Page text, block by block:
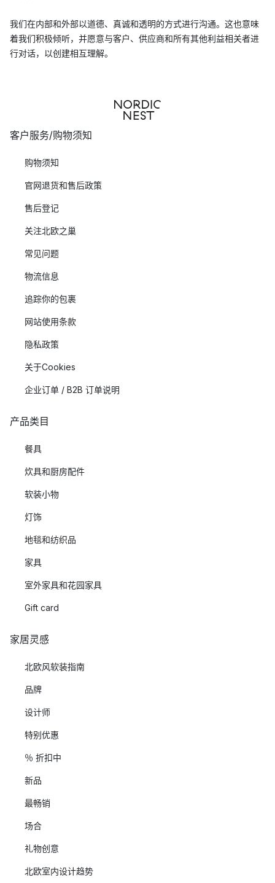
我们在内部和外部以道德、真诚和透明的方式进行沟通。这也意味
着我们积极倾听，并愿意与客户、供应商和所有其他利益相关者进
行对话，以创建相互理解。
客户服务/购物须知
购物须知
官网退货和售后政策
售后登记
关注北欧之巢
常见问题
物流信息
追踪你的包裹
网站使用条款
隐私政策
关于Cookies
企业订单 / B2B 订单说明
产品类目
餐具
炊具和厨房配件
软装小物
灯饰
地毯和纺织品
家具
室外家具和花园家具
Gift card
家居灵感
北欧风软装指南
品牌
设计师
特别优惠
％ 折扣中
新品
最畅销
场合
礼物创意
北欧室内设计趋势